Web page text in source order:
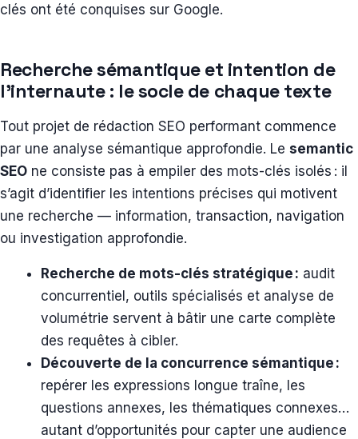
clés ont été conquises sur Google.
Recherche sémantique et intention de
l’internaute : le socle de chaque texte
Tout projet de rédaction SEO performant commence
par une analyse sémantique approfondie. Le semantic
SEO ne consiste pas à empiler des mots-clés isolés : il
s’agit d’identifier les intentions précises qui motivent
une recherche — information, transaction, navigation
ou investigation approfondie.
Recherche de mots-clés stratégique : audit
concurrentiel, outils spécialisés et analyse de
volumétrie servent à bâtir une carte complète
des requêtes à cibler.
Découverte de la concurrence sémantique :
repérer les expressions longue traîne, les
questions annexes, les thématiques connexes…
autant d’opportunités pour capter une audience